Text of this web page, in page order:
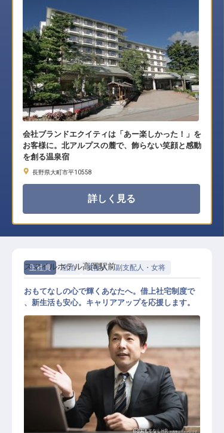
会社ブランドエクイティは「あー楽しかった！」を
お客様に。北アルプスの麓で、飾らない笑顔と感動
を創る温泉宿
長野県大町市平10558
詳しく見る
正社員 宿泊 支配人・副支配人・女将
支配人候補
スマイルホテル高岡駅前
おもてなしの心で輝くあなたへ。借上社宅制度で
、新生活も安心。キャリアアップを応援します。